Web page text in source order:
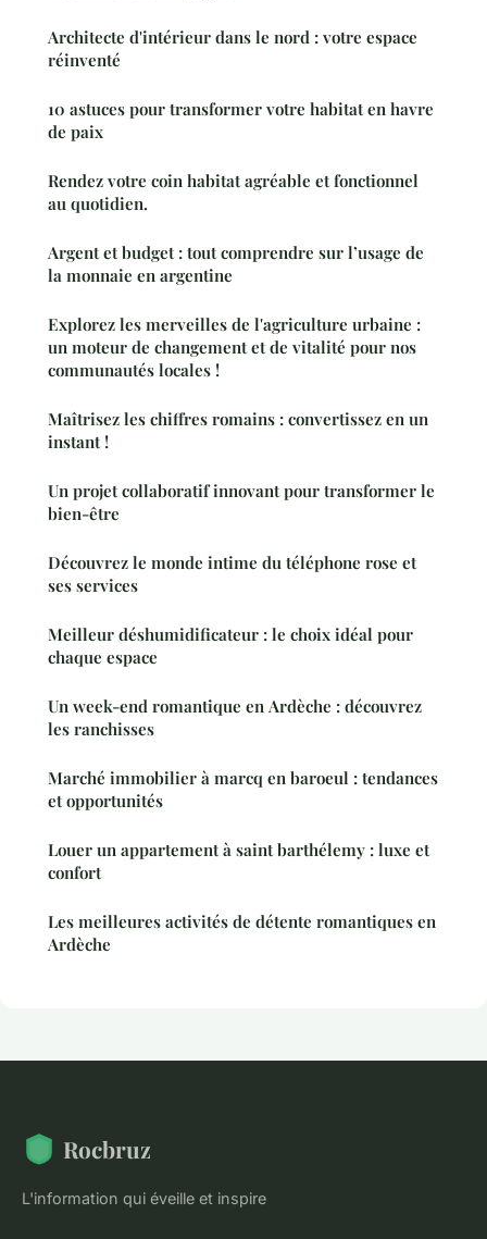
Architecte d'intérieur dans le nord : votre espace
réinventé
10 astuces pour transformer votre habitat en havre
de paix
Rendez votre coin habitat agréable et fonctionnel
au quotidien.
Argent et budget : tout comprendre sur l’usage de
la monnaie en argentine
Explorez les merveilles de l'agriculture urbaine :
un moteur de changement et de vitalité pour nos
communautés locales !
Maîtrisez les chiffres romains : convertissez en un
instant !
Un projet collaboratif innovant pour transformer le
bien-être
Découvrez le monde intime du téléphone rose et
ses services
Meilleur déshumidificateur : le choix idéal pour
chaque espace
Un week-end romantique en Ardèche : découvrez
les ranchisses
Marché immobilier à marcq en baroeul : tendances
et opportunités
Louer un appartement à saint barthélemy : luxe et
confort
Les meilleures activités de détente romantiques en
Ardèche
Rocbruz
L'information qui éveille et inspire